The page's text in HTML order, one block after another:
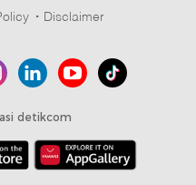
Disclaimer
detikcom